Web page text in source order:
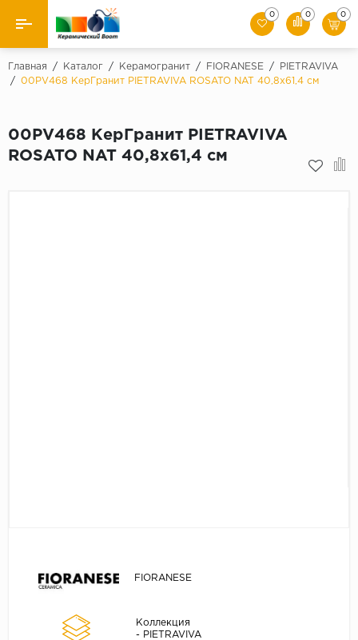
Назад
Керамическая плитка
0 0 0
Главная / Каталог / Керамогранит / FIORANESE /
PIETRAVIVA
/
00PV468 КерГранит PIETRAVIVA ROSATO NAT 40,8x61,4 см
00PV468 КерГранит PIETRAVIVA
ROSATO NAT 40,8x61,4 см
FIORANESE
Коллекция
- PIETRAVIVA